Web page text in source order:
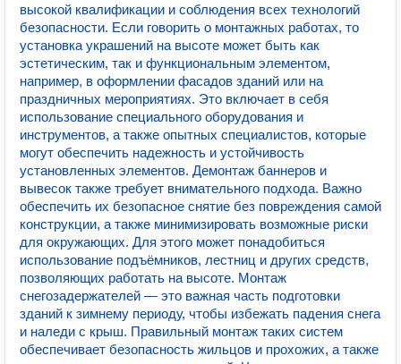
высокой квалификации и соблюдения всех технологий
безопасности. Если говорить о монтажных работах, то
установка украшений на высоте может быть как
эстетическим, так и функциональным элементом,
например, в оформлении фасадов зданий или на
праздничных мероприятиях. Это включает в себя
использование специального оборудования и
инструментов, а также опытных специалистов, которые
могут обеспечить надежность и устойчивость
установленных элементов. Демонтаж баннеров и
вывесок также требует внимательного подхода. Важно
обеспечить их безопасное снятие без повреждения самой
конструкции, а также минимизировать возможные риски
для окружающих. Для этого может понадобиться
использование подъёмников, лестниц и других средств,
позволяющих работать на высоте. Монтаж
снегозадержателей — это важная часть подготовки
зданий к зимнему периоду, чтобы избежать падения снега
и наледи с крыш. Правильный монтаж таких систем
обеспечивает безопасность жильцов и прохожих, а также